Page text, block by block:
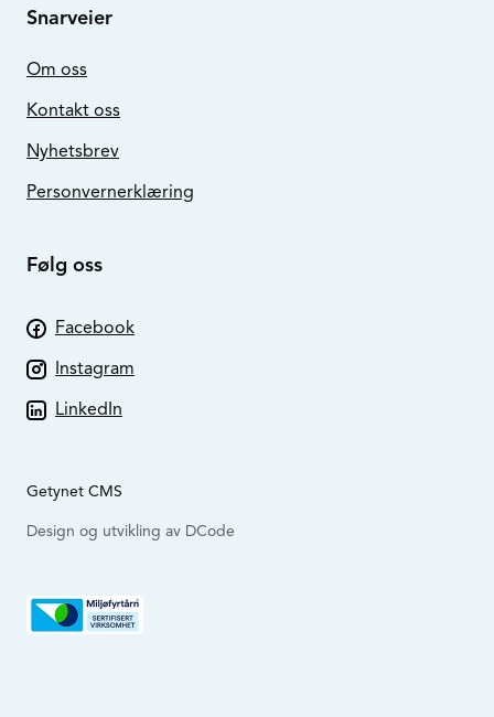
Snarveier
Om oss
Kontakt oss
Nyhetsbrev
Personvernerklæring
Følg oss
Facebook
Instagram
LinkedIn
Getynet CMS
Design og utvikling av DCode